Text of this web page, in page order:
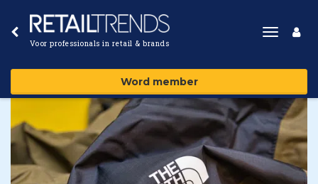
Voor professionals in retail & brands
Toggle
Word member